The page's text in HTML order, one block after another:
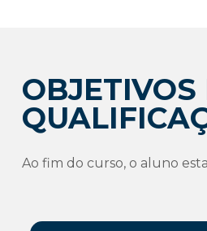
OBJETIVOS
Ao fim do curso, o aluno